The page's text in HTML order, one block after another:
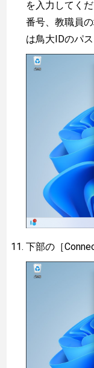
を入力してく
番号、教職員
は鳥大IDのパ
下部の［